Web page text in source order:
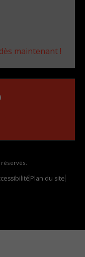
maintenant !
Plan du site